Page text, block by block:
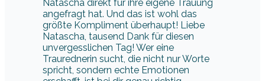
spricht, sondern echte Emotionen
erschafft, ist bei dir genau richtig.
— Ines & Tobias
Jetzt Natascha Brucker anfragen
Mehr über Natascha Brucker erfahren